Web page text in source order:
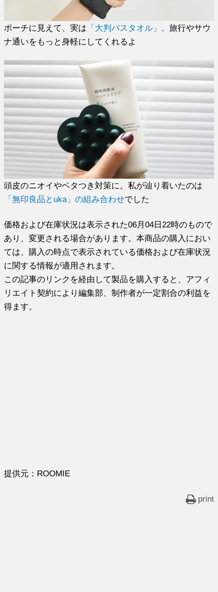
ポーチに見えて、実は 「大判バスタオル」。旅行やサウ
ナ通いをもっと身軽にしてくれるよ
頭皮のニオイやベタつき対策に。私が辿り着いたのは
「無印良品とuka」の組み合わせでした
価格および在庫状況は表示された06月04日22時のもので
あり、変更される場合があります。本商品の購入におい
ては、購入の時点で表示されている価格および在庫状況
に関する情報が適用されます。
この記事のリンクを経由して製品を購入すると、アフィ
リエイト契約により編集部、制作者が一定割合の利益を
得ます。
提供元：ROOMIE
print